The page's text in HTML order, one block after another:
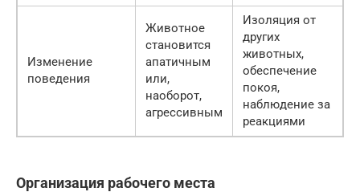
Изменение
поведения
Животное
становится
апатичным
или,
наоборот,
агрессивным
Изоляция от
других
животных,
обеспечение
покоя,
наблюдение за
реакциями
Организация рабочего места